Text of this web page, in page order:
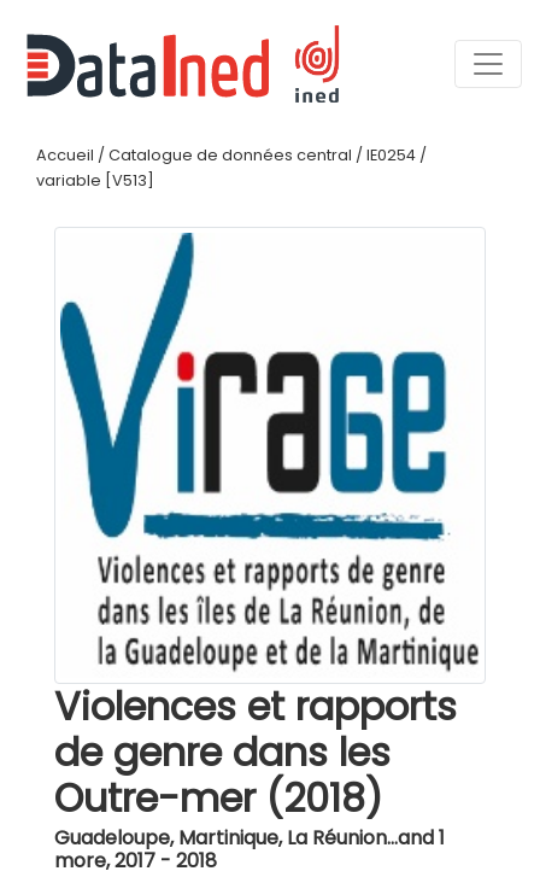
Accueil / Catalogue de données central / IE0254 /
variable [V513]
Violences et rapports
de genre dans les
Outre-mer (2018)
Guadeloupe, Martinique, La Réunion...and 1
more,2017 - 2018